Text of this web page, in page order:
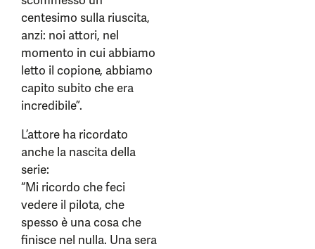
centesimo sulla riuscita,
anzi: noi attori, nel
momento in cui abbiamo
letto il copione, abbiamo
capito subito che era
incredibile”.
L’attore ha ricordato
anche la nascita della
serie:
“Mi ricordo che feci
vedere il pilota, che
spesso è una cosa che
finisce nel nulla. Una sera